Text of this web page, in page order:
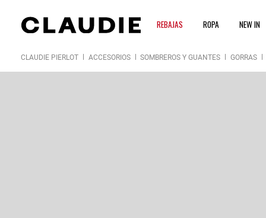
REBAJAS ROPA NEW IN
CLAUDIE PIERLOT ACCESORIOS SOMBREROS Y GUANTES GORRAS